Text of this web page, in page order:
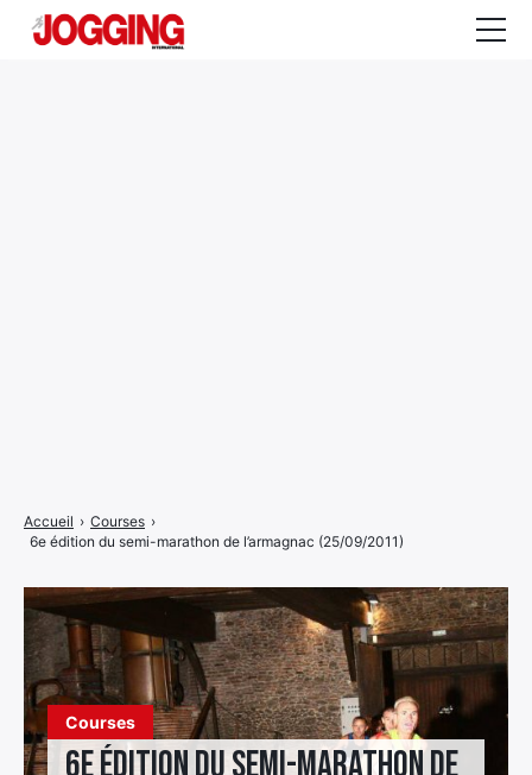
Courses
Accueil › Courses ›
6e édition du semi-marathon de l’armagnac (25/09/2011)
de
menu
Élément
de
menu
Élément
de
menu